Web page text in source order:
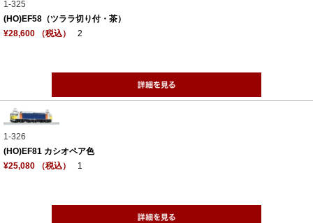
1-325
(HO)EF58（ツララ切り付・茶）
¥28,600 （税込）
2
1-326
(HO)EF81 カシオペア色
¥25,080 （税込）
1